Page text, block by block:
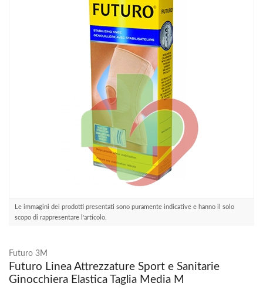
Le immagini dei prodotti presentati sono puramente indicative e hanno il solo
scopo di rappresentare l'articolo.
Futuro 3M
Futuro Linea Attrezzature Sport e Sanitarie
Ginocchiera Elastica Taglia Media M